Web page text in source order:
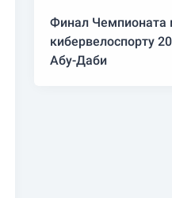
Финал Чемпионата
кибервелоспорту
Абу-Даби